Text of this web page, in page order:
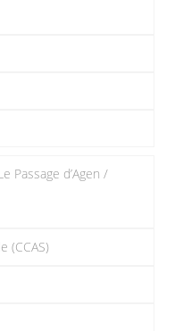
Passage d’Agen /
(CCAS)